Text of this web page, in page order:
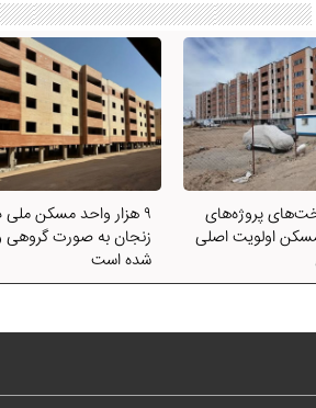
پروژه‌های
اولویت اصلی
۹ هزار واحد مسکن ملی
زنجان به صورت گروهی
شده است